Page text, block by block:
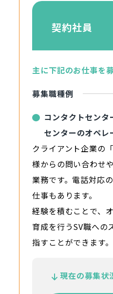
契約社員
主に下記のお仕事を
募集職種例
コンタクトセンタ
センターのオペレ
クライアント企業の
様からの問い合わせ
業務です。電話対応
仕事もあります。
経験を積むことで、
育成を行うSV職への
指すことができます。
現在の募集状